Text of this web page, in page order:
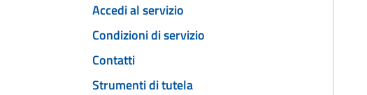
Accedi al servizio
Condizioni di servizio
Contatti
Strumenti di tutela